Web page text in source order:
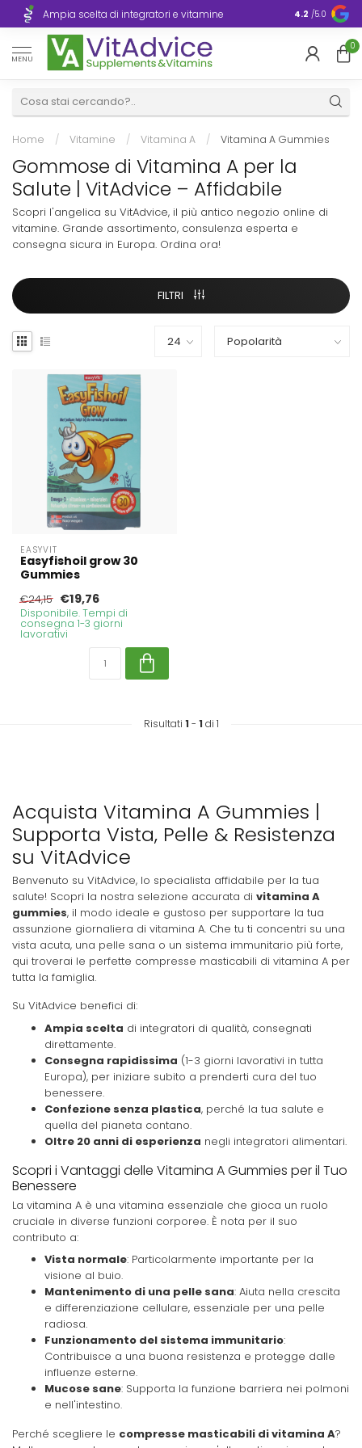
Ampia scelta di integratori e vitamine Consegna
Europa
4.2 /5.0
MENU
0
Home / Vitamine / Vitamina A / Vitamina A Gummies
Gommose di Vitamina A per la
Salute | VitAdvice – Affidabile
Scopri l'angelica su VitAdvice, il più antico negozio online di
vitamine. Grande assortimento, consulenza esperta e
consegna sicura in Europa. Ordina ora!
FILTRI
EASYVIT
Easyfishoil grow 30
Gummies
€24,15 €19,76
Disponibile. Tempi di
consegna 1-3 giorni
lavorativi
Risultati 1 - 1 di 1
Acquista Vitamina A Gummies |
Supporta Vista, Pelle & Resistenza
su VitAdvice
Benvenuto su VitAdvice, lo specialista affidabile per la tua
salute! Scopri la nostra selezione accurata di vitamina A
gummies, il modo ideale e gustoso per supportare la tua
assunzione giornaliera di vitamina A. Che tu ti concentri su una
vista acuta, una pelle sana o un sistema immunitario più forte,
qui troverai le perfette compresse masticabili di vitamina A per
tutta la famiglia.
Su VitAdvice benefici di:
Ampia scelta di integratori di qualità, consegnati
direttamente.
Consegna rapidissima (1-3 giorni lavorativi in tutta
Europa), per iniziare subito a prenderti cura del tuo
benessere.
Confezione senza plastica, perché la tua salute e
quella del pianeta contano.
Oltre 20 anni di esperienza negli integratori alimentari.
Scopri i Vantaggi delle Vitamina A Gummies per il Tuo
Benessere
La vitamina A è una vitamina essenziale che gioca un ruolo
cruciale in diverse funzioni corporee. È nota per il suo
contributo a:
Vista normale: Particolarmente importante per la
visione al buio.
Mantenimento di una pelle sana: Aiuta nella crescita
e differenziazione cellulare, essenziale per una pelle
radiosa.
Funzionamento del sistema immunitario:
Contribuisce a una buona resistenza e protegge dalle
influenze esterne.
Mucose sane: Supporta la funzione barriera nei polmoni
e nell'intestino.
Perché scegliere le compresse masticabili di vitamina A?